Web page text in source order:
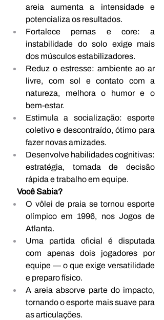
areia aumenta a intensidade e
potencializa os resultados.
Fortalece pernas e core: a
instabilidade do solo exige mais
dos músculos estabilizadores.
Reduz o estresse: ambiente ao ar
livre, com sol e contato com a
natureza, melhora o humor e o
bem-estar.
Estimula a socialização: esporte
coletivo e descontraído, ótimo para
fazer novas amizades.
Desenvolve habilidades cognitivas:
estratégia, tomada de decisão
rápida e trabalho em equipe.
Você Sabia?
O vôlei de praia se tornou esporte
olímpico em 1996, nos Jogos de
Atlanta.
Uma partida oficial é disputada
com apenas dois jogadores por
equipe — o que exige versatilidade
e preparo físico.
A areia absorve parte do impacto,
tornando o esporte mais suave para
as articulações.